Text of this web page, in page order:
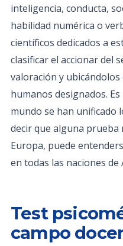
inteligencia, conducta,
habilidad numérica o
científicos dedicados a
clasificar el accionar del
valoración y
humanos designados.
mundo se han unificado
decir que alguna prueba
Europa, puede
en todas las naciones de
Test
campo